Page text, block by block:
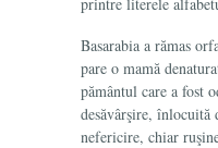
Basarabia a rămas
pare o mamă
pământul care a fost
desăvârşire, înlocuită
nefericire, chiar